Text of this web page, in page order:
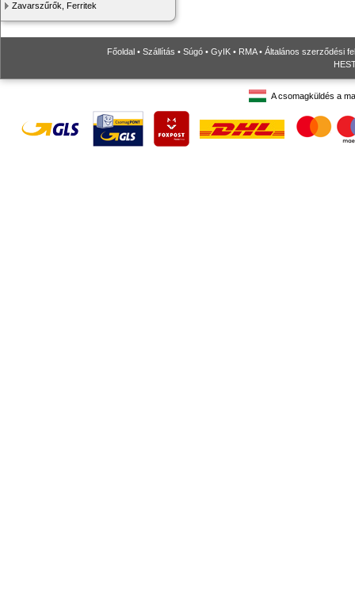
Zavarszűrők, Ferritek
Főoldal • Szállítás • Súgó • GyIK • RMA• Általános szerződési
A csomagküldés a